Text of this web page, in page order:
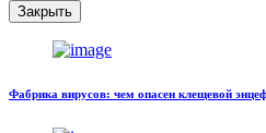
Закрыть
Фабрика вирусов: чем опасен клещевой